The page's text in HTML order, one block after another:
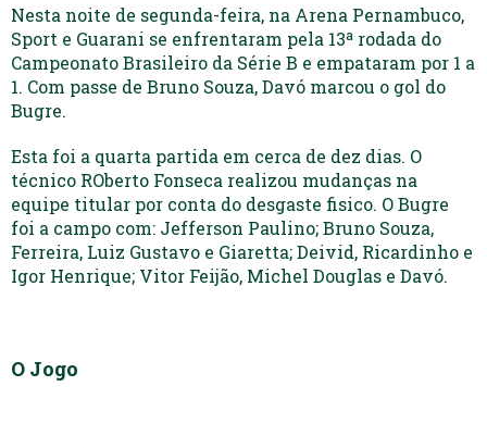
Nesta noite de segunda-feira, na Arena Pernambuco,
Sport e Guarani se enfrentaram pela 13ª rodada do
Campeonato Brasileiro da Série B e empataram por 1 a
1. Com passe de Bruno Souza, Davó marcou o gol do
Bugre.
Esta foi a quarta partida em cerca de dez dias. O
técnico ROberto Fonseca realizou mudanças na
equipe titular por conta do desgaste fisico. O Bugre
foi a campo com: Jefferson Paulino; Bruno Souza,
Ferreira, Luiz Gustavo e Giaretta; Deivid, Ricardinho e
Igor Henrique; Vitor Feijão, Michel Douglas e Davó.
O Jogo